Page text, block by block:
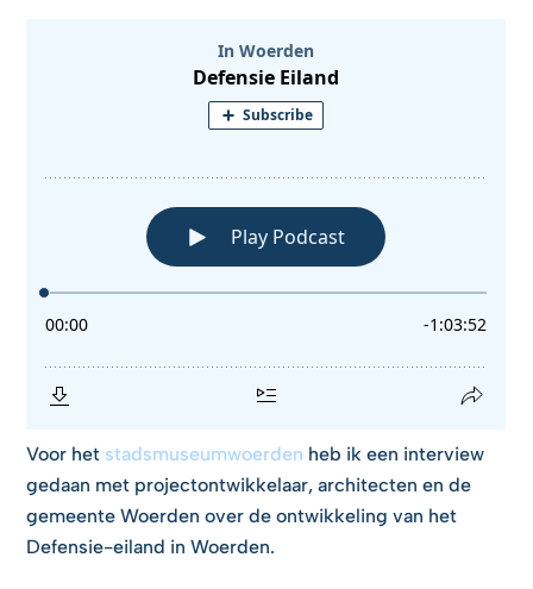
Voor het stadsmuseumwoerden heb ik een interview
gedaan met projectontwikkelaar, architecten en de
gemeente Woerden over de ontwikkeling van het
Defensie-eiland in Woerden.